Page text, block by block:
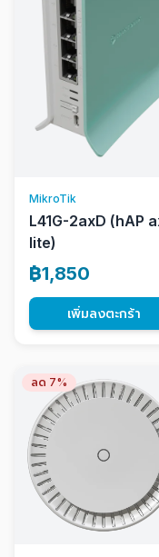
MikroTik
L41G-2axD (hAP
lite)
฿1,850
เพิ่มลงตะกร้า
ลด 7%